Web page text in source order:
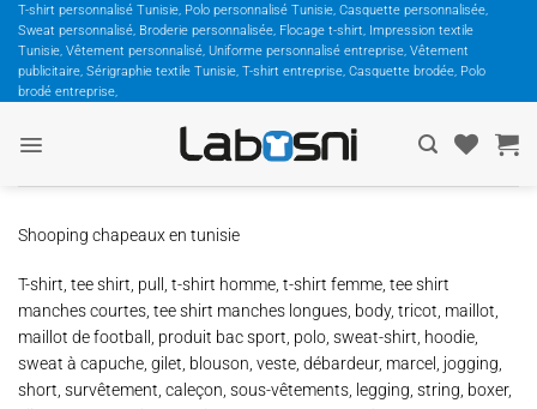
Passer
contenu
T-shirt personnalisé Tunisie, Polo personnalisé Tunisie, Casquette personnalisée,
Sweat personnalisé, Broderie personnalisée, Flocage t-shirt, Impression textile
Tunisie, Vêtement personnalisé, Uniforme personnalisé entreprise, Vêtement
publicitaire, Sérigraphie textile Tunisie, T-shirt entreprise, Casquette brodée, Polo
brodé entreprise,
Shooping chapeaux en tunisie
T-shirt, tee shirt, pull, t-shirt homme, t-shirt femme, tee shirt
manches courtes, tee shirt manches longues, body, tricot, maillot,
maillot de football, produit bac sport, polo, sweat-shirt, hoodie,
sweat à capuche, gilet, blouson, veste, débardeur, marcel, jogging,
short, survêtement, caleçon, sous-vêtements, legging, string, boxer,